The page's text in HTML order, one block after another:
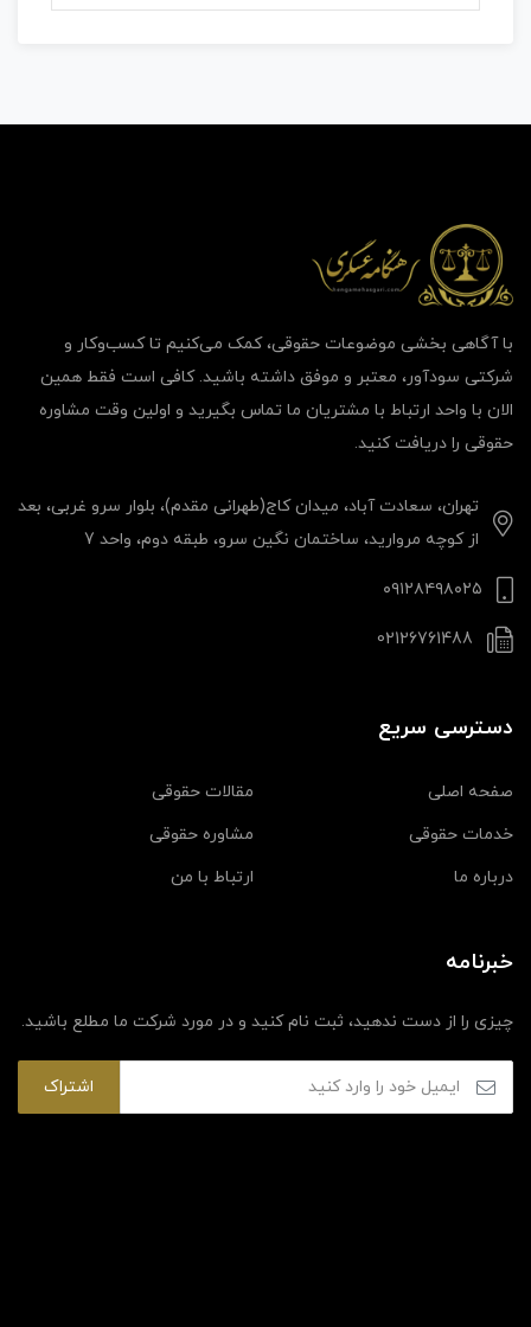
با آگاهی بخشی موضوعات حقوقی، کمک می‌‎کنیم تا کسب‌وکار و
شرکتی سودآور، معتبر و موفق داشته باشید. کافی است فقط همین
الان با واحد ارتباط با مشتریان ما تماس بگیرید و اولین وقت مشاوره
حقوقی را دریافت کنید.
تهران، سعادت آباد، میدان کاج(طهرانی مقدم)، بلوار سرو غربی، بعد
از کوچه مروارید، ساختمان نگین سرو، طبقه دوم، واحد 7
۰۹۱۲۸۴۹۸۰۲۵
02126761488
دسترسی سریع
صفحه اصلی
مقالات حقوقی
خدمات حقوقی
مشاوره حقوقی
درباره ما
ارتباط با من
خبرنامه
چیزی را از دست ندهید، ثبت نام کنید و در مورد شرکت ما مطلع باشید.